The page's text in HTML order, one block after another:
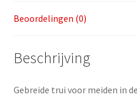
Beoordelingen (0)
Beschrijving
Gebreide trui voor meiden in